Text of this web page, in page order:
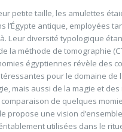
petite taille, les amulettes
l’Égypte antique, employées
Leur diversité typologique
la méthode de tomographie
égyptiennes révèle des
pour le domaine de
mais aussi de la magie et
de quelques
propose une vision
utilisées dans le